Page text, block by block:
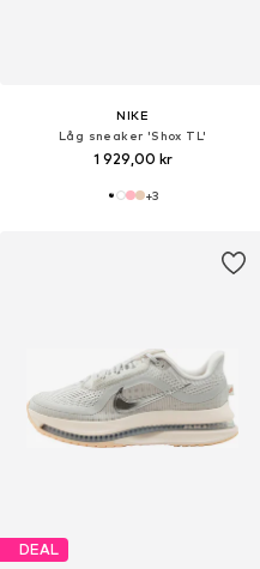
NIKE
Låg sneaker 'Shox TL'
1 929,00 kr
+3
DEAL